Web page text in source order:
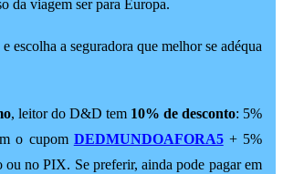
da viagem ser para Europa.
e escolha a seguradora que melhor se adéqua
, leitor do D&D tem 10% de desconto: 5%
o cupom DEDMUNDOAFORA5+ 5%
ou no PIX. Se preferir, ainda pode pagar em